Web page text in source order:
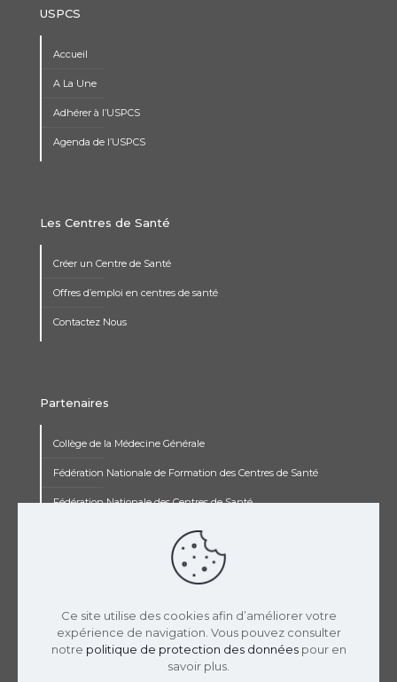
USPCS
Accueil
A La Une
Adhérer à l’USPCS
Agenda de l’USPCS
Les Centres de Santé
Créer un Centre de Santé
Offres d’emploi en centres de santé
Contactez Nous
Partenaires
Collège de la Médecine Générale
Fédération Nationale de Formation des Centres de Santé
Fédération Nationale des Centres de Santé
Institut de Recherche Jean François Rey
Ce site utilise des cookies afin d’améliorer votre
expérience de navigation. Vous pouvez consulter
notre politique de protection des donnéespour en
savoir plus.